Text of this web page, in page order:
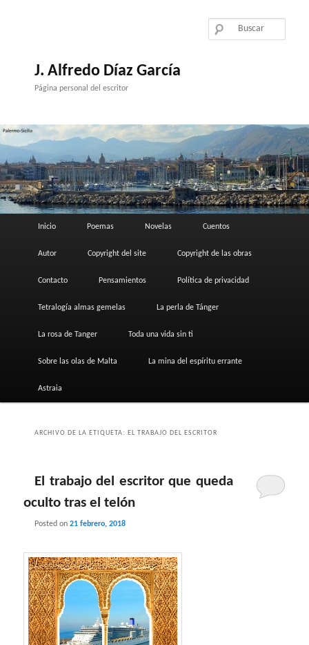
J. Alfredo Díaz García
Página personal del escritor
Inicio Poemas Novelas Cuentos
Autor Copyright del site Copyright de las obras
Contacto Pensamientos Política de privacidad
Tetralogía almas gemelas La perla de Tánger
La rosa de Tanger Toda una vida sin ti
Sobre las olas de Malta La mina del espíritu errante
Astraia
ARCHIVO DE LA ETIQUETA: EL TRABAJO DEL ESCRITOR
El trabajo del escritor que queda
oculto tras el telón
Posted on21 febrero, 2018